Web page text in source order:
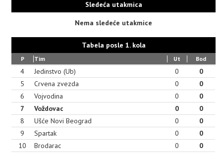
Sledeća utakmica
Nema sledeće utakmice
Tabela posle 1. kola
P Tim Ut Bod
4 Jedinstvo (Ub) 0
0
5
Crvena zvezda 0
0
6
Vojvodina 0
0
7
Voždovac 0
0
8
Ušće Novi Beograd 0
0
9
Spartak 0
0
10
Brodarac 0
0